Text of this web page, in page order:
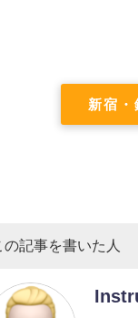
新宿
の記事を書いた人